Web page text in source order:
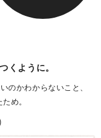
くように
のかわからないこと、
め。